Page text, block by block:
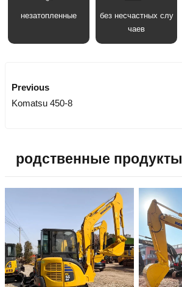
незатопленные
без несчастных слу
чаев
Previous
Komatsu 450-8
родственные продукты